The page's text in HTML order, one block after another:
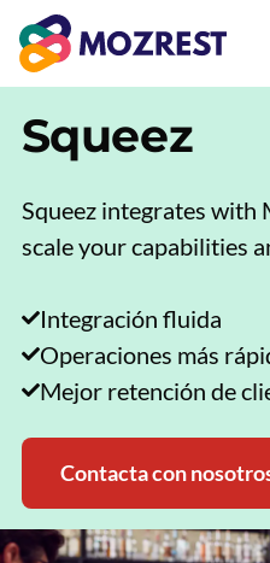
Saltar
contenido
Squeez
Squeez integrates with
scale your capabilities
Integración fluida
Operaciones más
Mejor retención de
Contacta con